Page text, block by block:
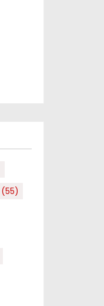
(55)